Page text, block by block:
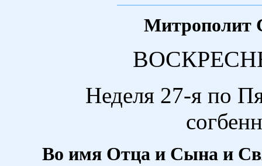
Митрополит
Неделя 27-я по
Во имя Отца и Сына и